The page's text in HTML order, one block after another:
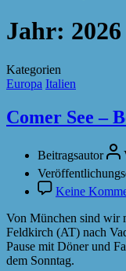
Jahr: 2026
Kategorien
Europa Italien
Comer See –
Beitragsautor
Keine
Von München sind wir
Feldkirch (AT) nach
Pause mit Döner und
dem Sonntag.